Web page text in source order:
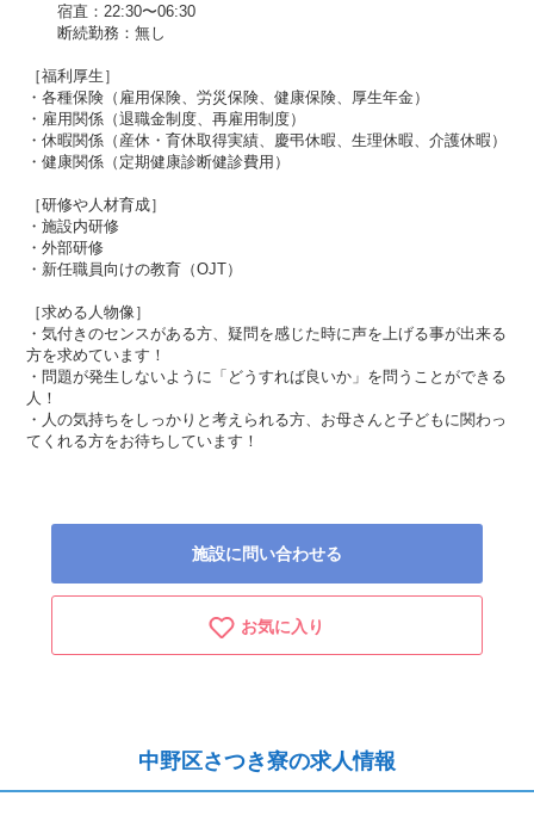
宿直：22:30〜06:30
断続勤務：無し
［福利厚生］
・各種保険（雇用保険、労災保険、健康保険、厚生年金）​​
・雇用関係（退職金制度、再雇用制度）
・休暇関係（産休・育休取得実績、慶弔休暇​​、生理休暇、介護休暇）
・健康関係（定期健康診断健診費用）
［研修や人材育成］
・施設内研修
・外部研修
・新任職員向けの教育（OJT）
［求める人物像］
・気付きのセンスがある方、疑問を感じた時に声を上げる事が出来る
方を求めています！
・問題が発生しないように「どうすれば良いか」を問うことができる
人！
・人の気持ちをしっかりと考えられる方、お母さんと子どもに関わっ
てくれる方をお待ちしています！
施設に問い合わせる
お気に入り
中野区さつき寮の求人情報